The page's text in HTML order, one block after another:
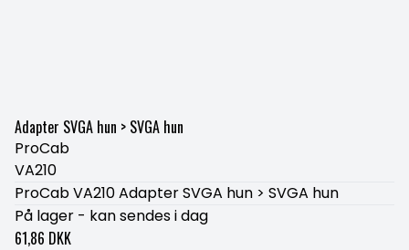
Adapter SVGA hun > SVGA hun
ProCab
VA210
ProCab VA210 Adapter SVGA hun > SVGA hun
På lager - kan sendes i dag
61,86 DKK